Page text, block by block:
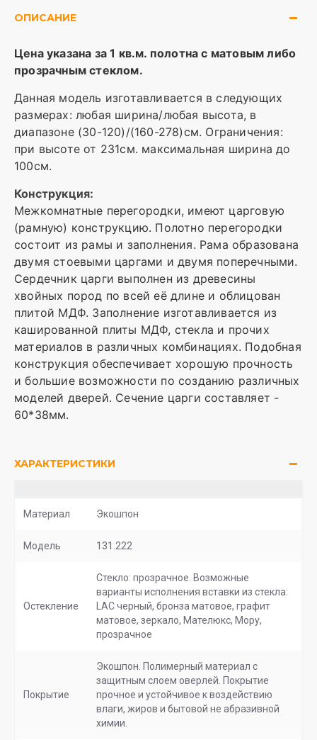
ОПИСАНИЕ
Цена указана за 1 кв.м. полотна с матовым либо
прозрачным стеклом.
Данная модель изготавливается в следующих
размерах: любая ширина/любая высота, в
диапазоне (30-120)/(160-278)см. Ограничения:
при высоте от 231см. максимальная ширина до
100см.
Конструкция:
Межкомнатные перегородки, имеют царговую
(рамную) конструкцию. Полотно перегородки
состоит из рамы и заполнения. Рама образована
двумя стоевыми царгами и двумя поперечными.
Сердечник царги выполнен из древесины
хвойных пород по всей её длине и облицован
плитой МДФ. Заполнение изготавливается из
кашированной плиты МДФ, стекла и прочих
материалов в различных комбинациях. Подобная
конструкция обеспечивает хорошую прочность
и большие возможности по созданию различных
моделей дверей. Сечение царги составляет -
60*38мм.
ХАРАКТЕРИСТИКИ
Материал Экошпон
Модель 131.222
Остекление
Стекло: прозрачное. Возможные
варианты исполнения вставки из стекла:
LAC черный, бронза матовое, графит
матовое, зеркало, Мателюкс, Мору,
прозрачное
Покрытие
Экошпон. Полимерный материал с
защитным слоем оверлей. Покрытие
прочное и устойчивое к воздействию
влаги, жиров и бытовой не абразивной
химии.